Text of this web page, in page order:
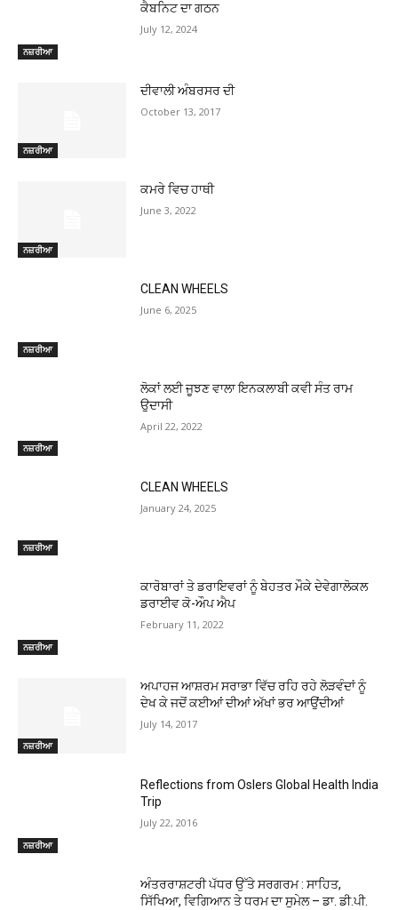
ਨਜ਼ਰੀਆ
ਕੈਬਨਿਟ ਦਾ ਗਠਨ
July 12, 2024
ਨਜ਼ਰੀਆ
ਦੀਵਾਲੀ ਅੰਬਰਸਰ ਦੀ
October 13, 2017
ਨਜ਼ਰੀਆ
ਕਮਰੇ ਵਿਚ ਹਾਥੀ
June 3, 2022
ਨਜ਼ਰੀਆ
CLEAN WHEELS
June 6, 2025
ਨਜ਼ਰੀਆ
ਲੋਕਾਂ ਲਈ ਜੂਝਣ ਵਾਲਾ ਇਨਕਲਾਬੀ ਕਵੀ ਸੰਤ ਰਾਮ
ਉਦਾਸੀ
April 22, 2022
ਨਜ਼ਰੀਆ
CLEAN WHEELS
January 24, 2025
ਨਜ਼ਰੀਆ
ਕਾਰੋਬਾਰਾਂ ਤੇ ਡਰਾਇਵਰਾਂ ਨੂੰ ਬੇਹਤਰ ਮੌਕੇ ਦੇਵੇਗਾਲੋਕਲ
ਡਰਾਈਵ ਕੋ-ਔਪ ਐਪ
February 11, 2022
ਨਜ਼ਰੀਆ
ਅਪਾਹਜ ਆਸ਼ਰਮ ਸਰਾਭਾ ਵਿੱਚ ਰਹਿ ਰਹੇ ਲੋੜਵੰਦਾਂ ਨੂੰ
ਦੇਖ ਕੇ ਜਦੋਂ ਕਈਆਂ ਦੀਆਂ ਅੱਖਾਂ ਭਰ ਆਉਂਦੀਆਂ
July 14, 2017
ਨਜ਼ਰੀਆ
Reflections from Oslers Global Health India
Trip
July 22, 2016
ਅੰਤਰਰਾਸ਼ਟਰੀ ਪੱਧਰ ਉੱਤੇ ਸਰਗਰਮ : ਸਾਹਿਤ,
ਸਿੱਖਿਆ, ਵਿਗਿਆਨ ਤੇ ਧਰਮ ਦਾ ਸੁਮੇਲ – ਡਾ. ਡੀ.ਪੀ.